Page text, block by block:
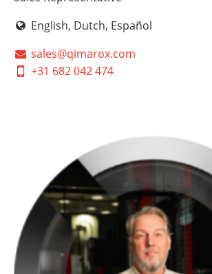
English, Dutch, Español
sales@qimarox.com
+31 682 042 474